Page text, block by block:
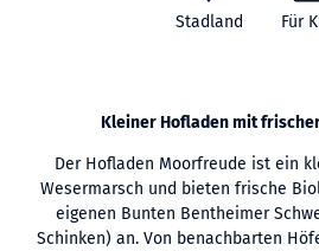
Stadland Für
Kleiner Hofladen mit
Der Hofladen Moorfreude ist ein
Wesermarsch und bieten frische
eigenen Bunten Bentheimer
Schinken) an. Von benachbarten